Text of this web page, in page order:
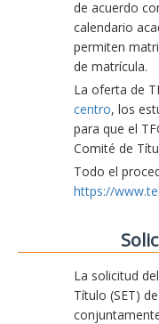
de acuerdo
calendario
permiten
de matrícula.
La oferta de
centro, los
para que el
Comité de
Todo el
https://
La solicitud
Título (SET)